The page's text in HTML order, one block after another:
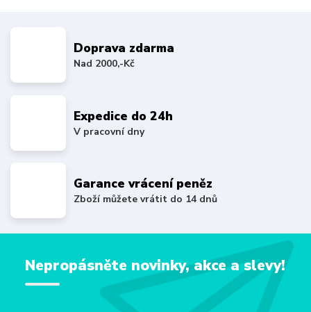
Doprava zdarma
Nad 2000,-Kč
Expedice do 24h
V pracovní dny
Garance vrácení peněz
Zboží můžete vrátit do 14 dnů
Nepropásněte novinky, akce a slevy!